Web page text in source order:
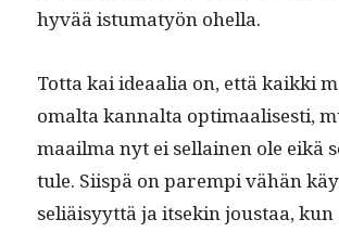
hyvää istu­matyön ohella.
Tot­ta kai ideaalia on, että kaik­ki
oma­l­ta kannal­ta opti­maalis­es­ti,
maail­ma nyt ei sel­l­ainen ole eikä
tule. Siis­pä on parem­pi vähän
seliäisyyt­tä ja itsekin jous­taa,